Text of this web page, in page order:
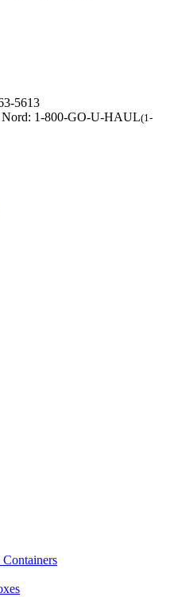
5613
Nord: 1-800-GO-U-HAUL(1-